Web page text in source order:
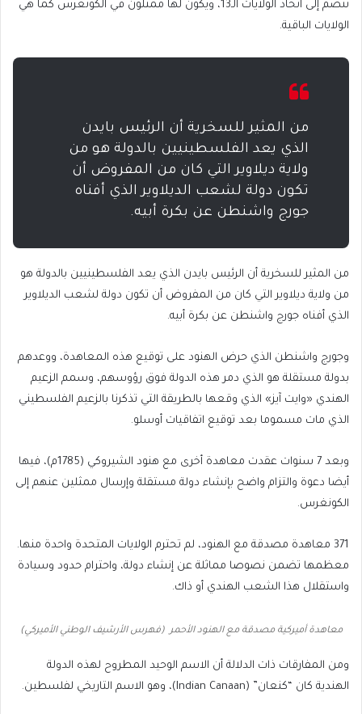
تنضم إلى اتحاد الولايات الـ13، ويكون لها ممثلون في الكونغرس كما هي
الولايات الباقية.
من المثير للسخرية أن الرئيس بايدن
الذي يعد الفلسطينيين بالدولة هو من
ولاية ديلاوير التي كان من المفروض أن
تكون دولة لشعب الديلاوير الذي أفناه
جورج واشنطن عن بكرة أبيه.
من المثير للسخرية أن الرئيس بايدن الذي يعد الفلسطينيين بالدولة هو
من ولاية ديلاوير التي كان من المفروض أن تكون دولة لشعب الديلاوير
الذي أفناه جورج واشنطن عن بكرة أبيه.
وجورج واشنطن الذي حرض الهنود على توقيع هذه المعاهدة، ووعدهم
بدولة مستقلة هو الذي دمر هذه الدولة فوق رؤوسهم، وسمم الزعيم
الهندي «وايت آيز» الذي وقعها بالطريقة التي تذكرنا بالزعيم الفلسطيني
الذي مات مسموما بعد توقيع اتفاقيات أوسلو.
وبعد 7 سنوات عقدت معاهدة أخرى مع هنود الشيروكي (1785م)، فيها
أيضا دعوة والتزام واضح بإنشاء دولة مستقلة وإرسال ممثلين عنهم إلى
الكونغرس.
371 معاهدة مصدقة مع الهنود، لم تحترم الولايات المتحدة واحدة منها.
معظمها تضمن نصوصا مماثلة عن إنشاء دولة، واحترام حدود وسيادة
واستقلال هذا الشعب الهندي أو ذاك.
معاهدة أميركية مصدقة مع الهنود الأحمر (فهرس الأرشيف الوطني الأميركي)
ومن المفارقات ذات الدلالة أن الاسم الوحيد المطروح لهذه الدولة
الهندية كان “كنعان” (Indian Canaan)، وهو الاسم التاريخي لفلسطين.